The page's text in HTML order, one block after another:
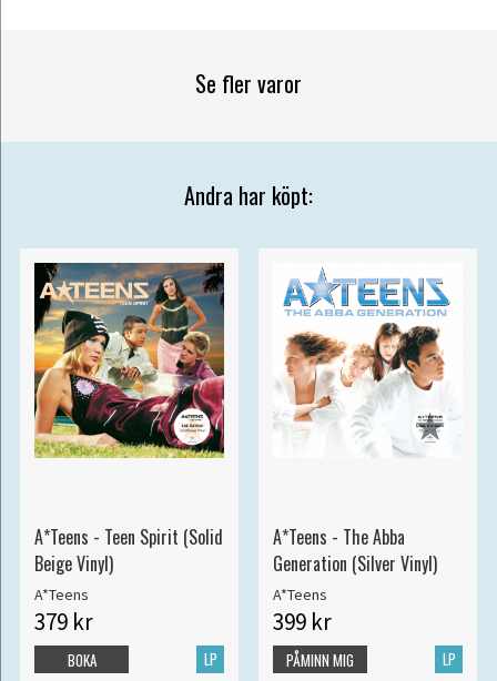
Se fler varor
Andra har köpt:
A*Teens - Teen Spirit (Solid
Beige Vinyl)
A*Teens
379 kr
LP
BOKA
A*Teens - The Abba
Generation (Silver Vinyl)
A*Teens
399 kr
LP
PÅMINN MIG